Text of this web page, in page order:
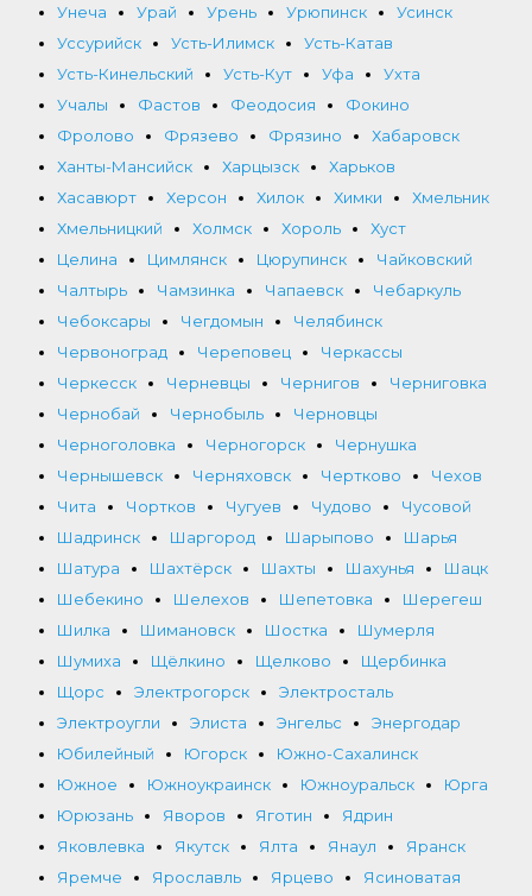
Унеча
Урай Урень Урюпинск
Усинск
Уссурийск
Усть-Илимск
Усть-Катав
Усть-Кинельский
Усть-Кут Уфа
Ухта
Учалы
Фастов Феодосия
Фокино
Фролово
Фрязево Фрязино
Хабаровск
Ханты-Мансийск
Харцызск
Харьков
Хасавюрт
Херсон Хилок Химки
Хмельник
Хмельницкий
Холмск Хороль
Хуст
Целина
Цимлянск Цюрупинск
Чайковский
Чалтырь
Чамзинка Чапаевск
Чебаркуль
Чебоксары
Чегдомын
Челябинск
Червоноград
Череповец
Черкассы
Черкесск
Черневцы Чернигов
Черниговка
Чернобай
Чернобыль
Черновцы
Черноголовка
Черногорск
Чернушка
Чернышевск
Черняховск Чертково
Чехов
Чита
Чортков Чугуев Чудово
Чусовой
Шадринск
Шаргород Шарыпово
Шарья
Шатура
Шахтёрск Шахты Шахунья
Шацк
Шебекино
Шелехов Шепетовка
Шерегеш
Шилка
Шимановск Шостка
Шумерля
Шумиха
Щёлкино Щелково
Щербинка
Щорс
Электрогорск
Электросталь
Электроугли
Элиста Энгельс
Энергодар
Юбилейный
Югорск
Южно-Сахалинск
Южное
Южноукраинск Южноуральск
Юрга
Юрюзань
Яворов Яготин
Ядрин
Яковлевка
Якутск Ялта Янаул
Яранск
Яремче
Ярославль Ярцево
Ясиноватая